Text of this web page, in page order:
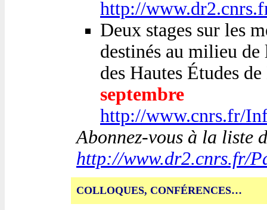
http://
Deux stages sur les
destinés au milieu
des Hautes Études
septembre
http://www.cnrs.fr/
Abonnez-vous à la liste
http://www.dr2.cnrs.fr/
COLLOQUES, CONFÉRENCES…